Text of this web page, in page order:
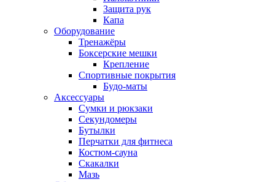
Защита рук
Капа
Оборудование
Тренажёры
Боксерские мешки
Крепление
Спортивные покрытия
Будо-маты
Аксессуары
Сумки и рюкзаки
Секундомеры
Бутылки
Перчатки для фитнеса
Костюм-сауна
Скакалки
Мазь